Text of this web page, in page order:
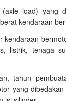
(axle load) yang
kendaraan
kendaraan
listrik, tenaga
tahun
yang